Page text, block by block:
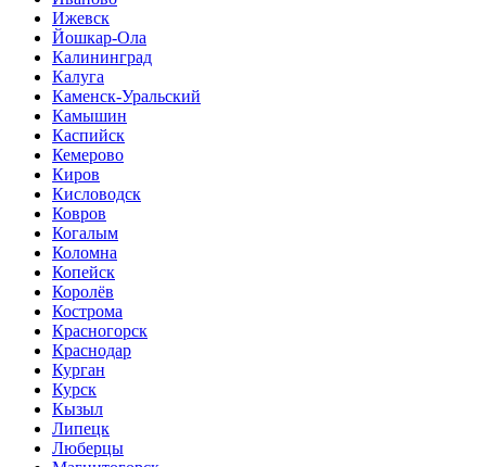
Ижевск
Йошкар-Ола
Калининград
Калуга
Каменск-Уральский
Камышин
Каспийск
Кемерово
Киров
Кисловодск
Ковров
Когалым
Коломна
Копейск
Королёв
Кострома
Красногорск
Краснодар
Курган
Курск
Кызыл
Липецк
Люберцы